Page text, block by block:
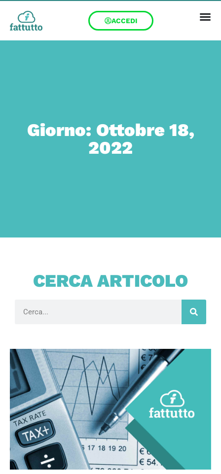
ACCEDI
Giorno: Ottobre 18,
2022
CERCA ARTICOLO